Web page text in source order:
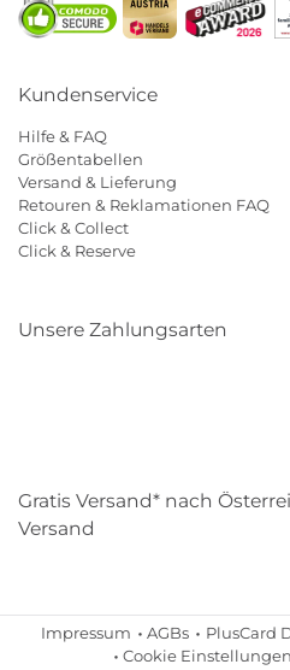
Kundenservice
Hilfe & FAQ
Größentabellen
Versand & Lieferung
Retouren & Reklamationen FAQ
Click & Collect
Click & Reserve
Unsere Zahlungsarten
Gratis Versand* nach
Versand
Impressum AGBs PlusCard
Cookie Einstellungen